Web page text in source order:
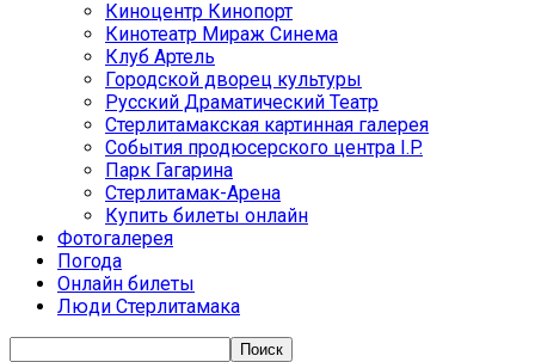
Киноцентр Кинопорт
Кинотеатр Мираж Синема
Клуб Артель
Городской дворец культуры
Русский Драматический Театр
Стерлитамакская картинная галерея
События продюсерского центра I.P.
Парк Гагарина
Стерлитамак-Арена
Купить билеты онлайн
Фотогалерея
Погода
Онлайн билеты
Люди Стерлитамака